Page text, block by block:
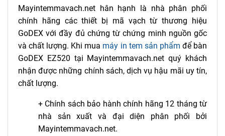
Mayintemmavach.net hân hạnh là nhà phân phối
chính hãng các thiết bị mã vạch từ thương hiệu
GoDEX với đầy đủ chứng từ chứng minh nguồn gốc
và chất lượng. Khi mua máy in tem sản phẩm để bàn
GoDEX EZ520 tại Mayintemmavach.net quý khách
nhận được những chính sách, dịch vụ hậu mãi uy tín,
chất lượng.
+ Chính sách bảo hành chính hãng 12 tháng từ
nhà sản xuất và đại diện phân phối bởi
Mayintemmavach.net.